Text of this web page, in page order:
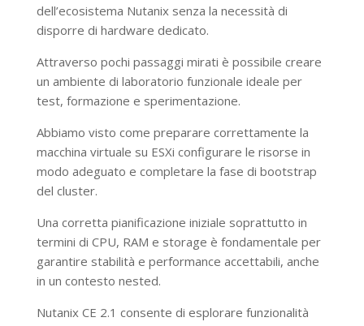
dell’ecosistema Nutanix senza la necessità di
disporre di hardware dedicato.
Attraverso pochi passaggi mirati è possibile creare
un ambiente di laboratorio funzionale ideale per
test, formazione e sperimentazione.
Abbiamo visto come preparare correttamente la
macchina virtuale su ESXi configurare le risorse in
modo adeguato e completare la fase di bootstrap
del cluster.
Una corretta pianificazione iniziale soprattutto in
termini di CPU, RAM e storage è fondamentale per
garantire stabilità e performance accettabili, anche
in un contesto nested.
Nutanix CE 2.1 consente di esplorare funzionalità